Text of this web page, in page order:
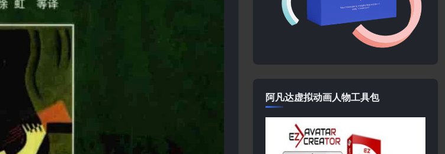
阿凡达虚拟动画人物工具包